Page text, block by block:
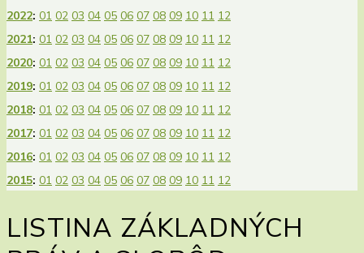
2022: 01 02 03 04 05 06 07 08 09 10 11 12
2021: 01 02 03 04 05 06 07 08 09 10 11 12
2020: 01 02 03 04 05 06 07 08 09 10 11 12
2019: 01 02 03 04 05 06 07 08 09 10 11 12
2018: 01 02 03 04 05 06 07 08 09 10 11 12
2017: 01 02 03 04 05 06 07 08 09 10 11 12
2016: 01 02 03 04 05 06 07 08 09 10 11 12
2015: 01 02 03 04 05 06 07 08 09 10 11 12
LISTINA ZÁKLADNÝCH